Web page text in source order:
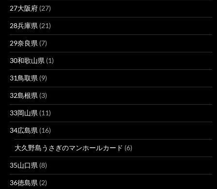
27大阪府 (27)
28兵庫県 (21)
29奈良県 (7)
30和歌山県 (1)
31鳥取県 (9)
32島根県 (3)
33岡山県 (11)
34広島県 (16)
大久野島うさぎのマンホールカード (6)
35山口県 (8)
36徳島県 (2)